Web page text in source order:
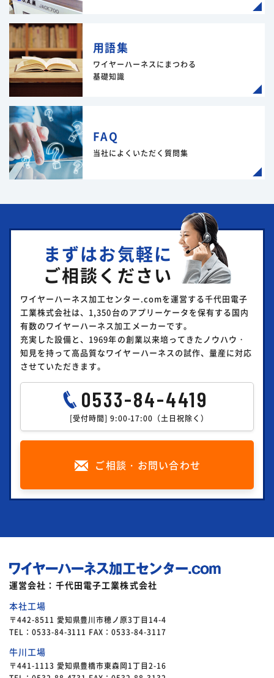
用語集
ワイヤーハーネスにまつわる
基礎知識
FAQ
当社によくいただく質問集
まずはお気軽に
ご相談ください
ワイヤーハーネス加工センター.comを運営する千代田電子
工業株式会社は、1,350台のアプリーケータを保有する国内
有数のワイヤーハーネス加工メーカーです。
充実した設備と、1969年の創業以来培ってきたノウハウ・
知見を持って高品質なワイヤーハーネスの試作、量産に対応
させていただきます。
0533-84-4419
[受付時間] 9:00-17:00（土日祝除く）
ご相談・お問い合わせ
運営会社：千代田電子工業株式会社
本社工場
〒442-8511 愛知県豊川市穂ノ原3丁目14-4
TEL：0533-84-3111 FAX：0533-84-3117
牛川工場
〒441-1113 愛知県豊橋市東森岡1丁目2-16